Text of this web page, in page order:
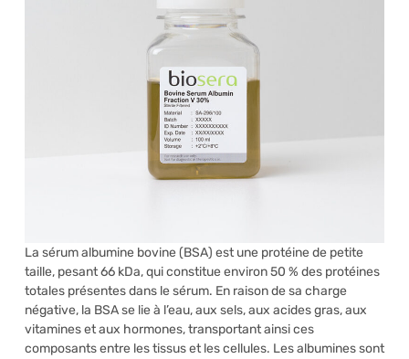
La sérum albumine bovine (BSA) est une protéine de petite
taille, pesant 66 kDa, qui constitue environ 50 % des protéines
totales présentes dans le sérum. En raison de sa charge
négative, la BSA se lie à l’eau, aux sels, aux acides gras, aux
vitamines et aux hormones, transportant ainsi ces
composants entre les tissus et les cellules. Les albumines sont